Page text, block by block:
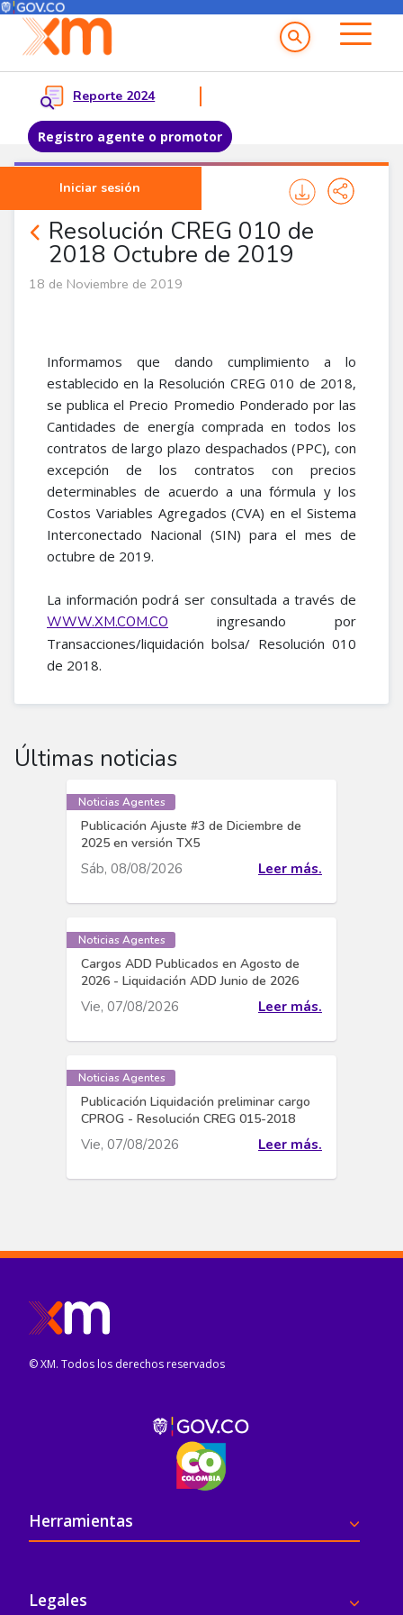
Pasar al contenido principal
Menú del Usuario
Reporte 2024
Registro agente o promotor
Iniciar sesión
Menu principal
Resolución CREG 010 de
2018 Octubre de 2019
Noticias Agentes
18 de Noviembre de 2019
Informamos que dando cumplimiento a lo
establecido en la Resolución CREG 010 de 2018,
se publica el Precio Promedio Ponderado por las
Cantidades de energía comprada en todos los
contratos de largo plazo despachados (PPC), con
excepción de los contratos con precios
determinables de acuerdo a una fórmula y los
Costos Variables Agregados (CVA) en el Sistema
Interconectado Nacional (SIN) para el mes de
octubre de 2019.
La información podrá ser consultada a través de
WWW.XM.COM.CO ingresando por
Transacciones/liquidación bolsa/ Resolución 010
de 2018.​
Últimas noticias
Noticias Agentes
Publicación Ajuste #3 de Diciembre de
2025 en versión TX5
Sáb, 08/08/2026 Leer más.
Noticias Agentes
Cargos ADD Publicados en Agosto de
2026 - Liquidación ADD Junio de 2026
Vie, 07/08/2026 Leer más.
Noticias Agentes
Publicación Liquidación preliminar cargo
CPROG - Resolución CREG 015-2018
Vie, 07/08/2026 Leer más.
© XM. Todos los derechos reservados
Pie de página
Herramientas
Legales